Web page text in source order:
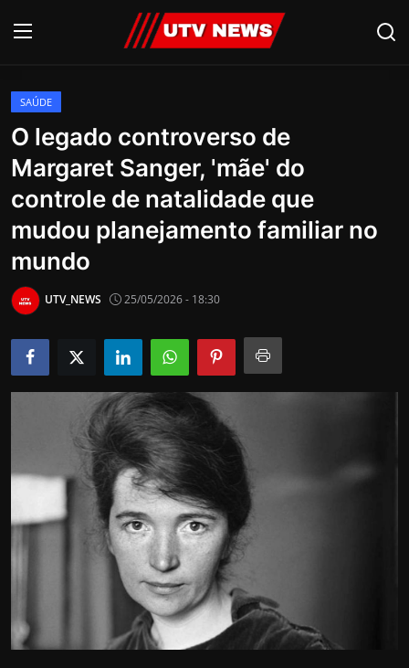
AO VIVO
PIRACICABA
CAMPINAS
LIMEIRA
ESPIRITO SANTO
Economia
Internacional
APOIE
Educação
Saúde
SAÚDE
O legado controverso de
Margaret Sanger, 'mãe' do
controle de natalidade que
mudou planejamento familiar no
mundo
UTV_NEWS 25/05/2026 - 18:30